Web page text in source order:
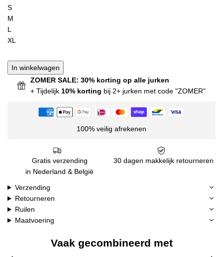
S
M
L
XL
In winkelwagen
ZOMER SALE: 30% korting op alle jurken
+ Tijdelijk 10% korting bij 2+ jurken met code "ZOMER"
100% veilig afrekenen
Gratis verzending
in Nederland & België
30 dagen makkelijk retourneren
Verzending
Retourneren
Ruilen
Maatvoering
Vaak gecombineerd met